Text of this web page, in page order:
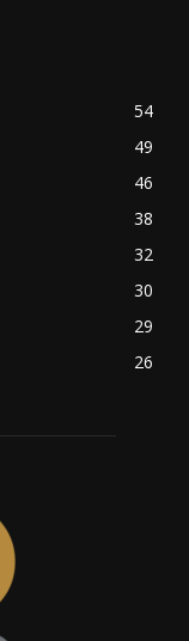
54
49
46
38
32
30
29
26